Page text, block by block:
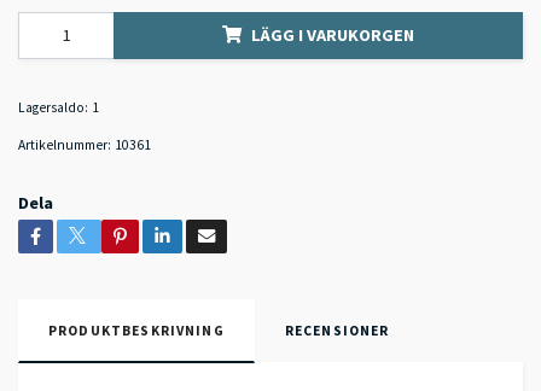
LÄGG I VARUKORGEN
Lagersaldo: 1
Artikelnummer: 10361
Dela
PRODUKTBESKRIVNING RECENSIONER